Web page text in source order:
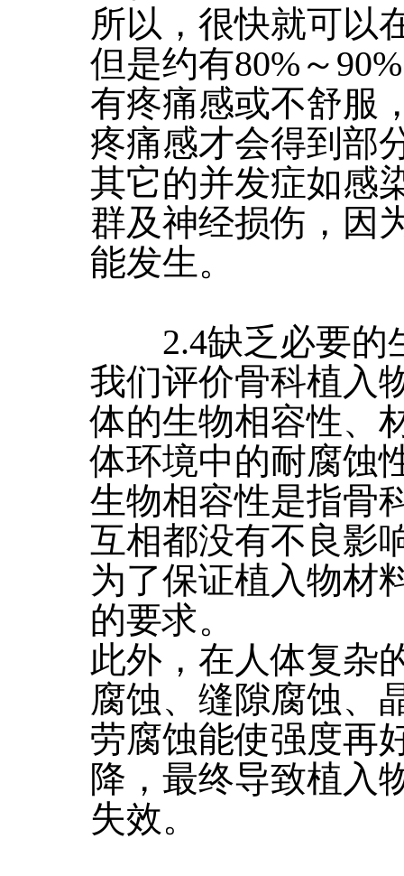
所以，很快就可以
但是约有80%～
有疼痛感或不舒服
疼痛感才会得到部
其它的并发症如感
群及神经损伤，因
能发生。
2.4缺乏必要的
我们评价骨科植入
体的生物相容性、
体环境中的耐腐蚀
生物相容性是指骨
互相都没有不良影
为了保证植入物材
的要求。
此外，在人体复杂
腐蚀、缝隙腐蚀、
劳腐蚀能使强度再
降，最终导致植入
失效。